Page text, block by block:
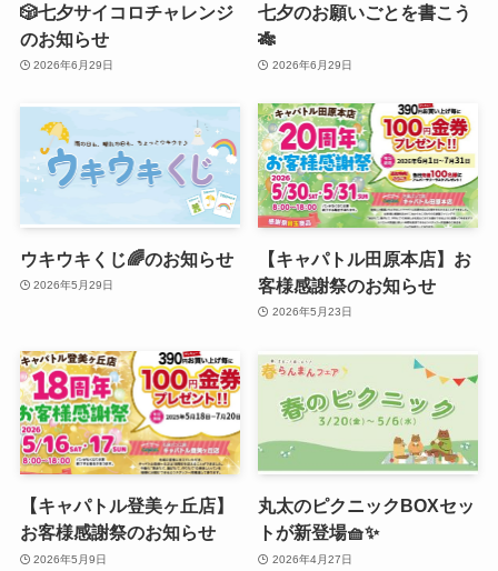
🎲七夕サイコロチャレンジ
のお知らせ
2026年6月29日
七夕のお願いごとを書こう
🎋
2026年6月29日
ウキウキくじ🌈のお知らせ
2026年5月29日
【キャパトル田原本店】お
客様感謝祭のお知らせ
2026年5月23日
【キャパトル登美ヶ丘店】
お客様感謝祭のお知らせ
2026年5月9日
丸太のピクニックBOXセッ
トが新登場🧺✨
2026年4月27日